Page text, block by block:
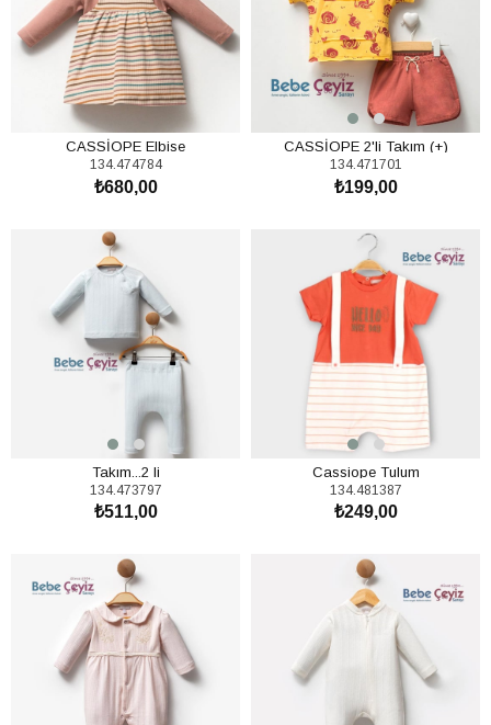
CASSİOPE Elbise
134.474784
₺680,00
CASSİOPE 2'li Takım (+)
134.471701
₺199,00
Takım...2 li
134.473797
₺511,00
Cassiope Tulum
134.481387
₺249,00